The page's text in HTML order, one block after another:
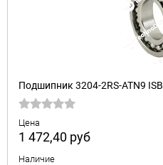
Подшипник 3204-2RS-ATN9 ISB
Цена
1 472,40 руб
Наличие